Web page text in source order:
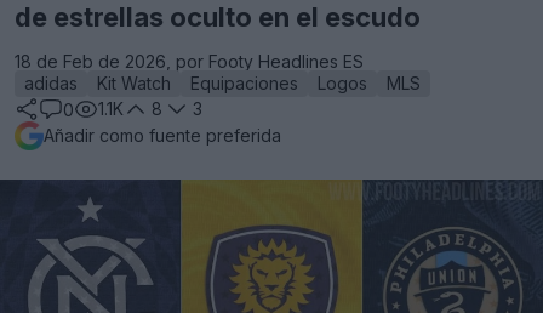
de estrellas oculto en el escudo
18 de Feb de 2026, por Footy Headlines ES
adidas
Kit Watch Equipaciones Logos
MLS
0
1.1K 8
3
Añadir como fuente preferida